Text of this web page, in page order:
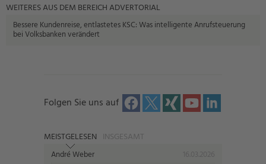
WEITERES AUS DEM BEREICH ADVERTORIAL
Bessere Kundenreise, entlastetes KSC: Was intelligente Anrufsteuerung
bei Volksbanken verändert
Folgen Sie uns auf
MEISTGELESEN INSGESAMT
André Weber